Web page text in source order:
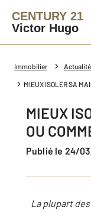
CENTURY 21
Victor Hugo
Immobilier
MIEUX ISOLER SA
MIEUX
OU
Publié le 24/
La plupart